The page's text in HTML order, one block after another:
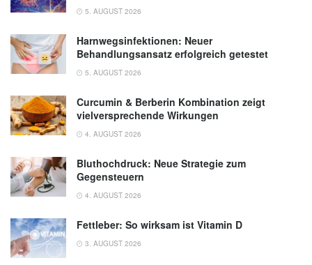
5. AUGUST 2026
Harnwegsinfektionen: Neuer
Behandlungsansatz erfolgreich getestet
5. AUGUST 2026
Curcumin & Berberin Kombination zeigt
vielversprechende Wirkungen
4. AUGUST 2026
Bluthochdruck: Neue Strategie zum
Gegensteuern
4. AUGUST 2026
Fettleber: So wirksam ist Vitamin D
3. AUGUST 2026